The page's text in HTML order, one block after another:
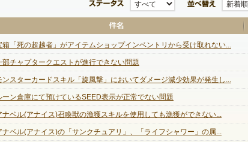
ステータス 並び替え
完了
箱「死の超越者」がアイテムショップインベントリから受け取れない...
完了
部チャプタークエストが進行できない問題
完了
ンスターカードスキル「旋風撃」においてダメージ減少効果が発生し...
完了
ーン倉庫にて預けているSEED表示が正常でない問題
完了
ナベル(アナイス)召喚獣の漁獲スキルを使用しても漁獲ができない...
完了
ナベル(アナイス)の「サンクチュアリ」、「ライフシャワー」の属...